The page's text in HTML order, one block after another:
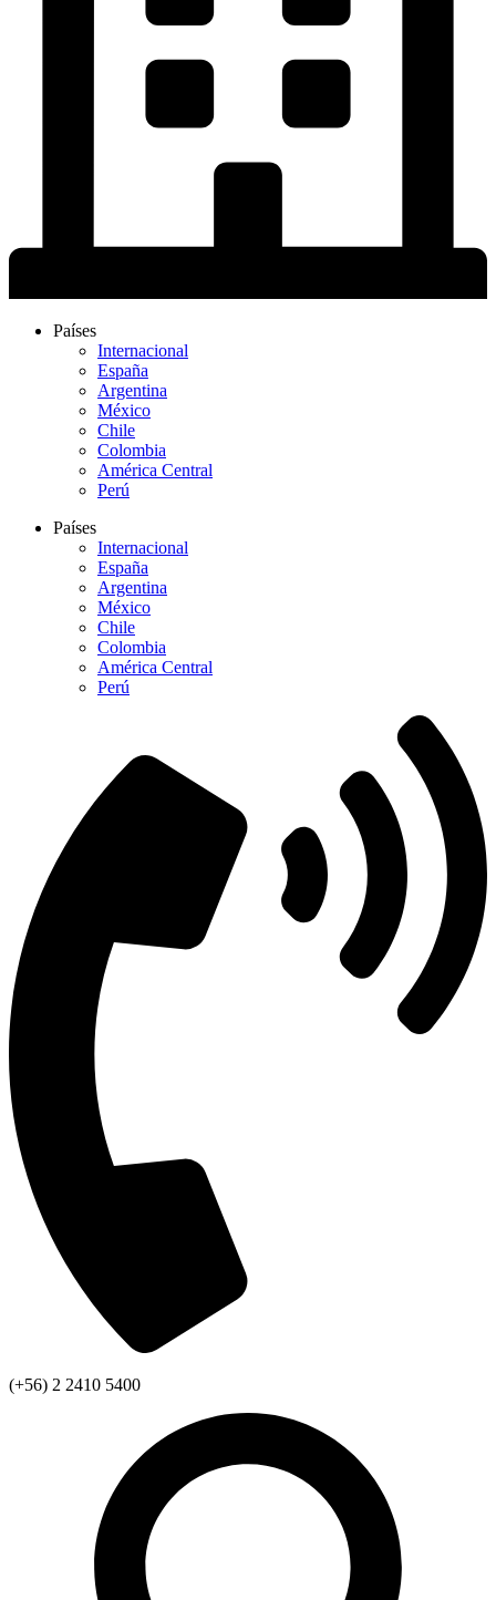
Países
Internacional
España
Argentina
México
Chile
Colombia
América Central
Perú
Países
Internacional
España
Argentina
México
Chile
Colombia
América Central
Perú
(+56) 2 2410 5400